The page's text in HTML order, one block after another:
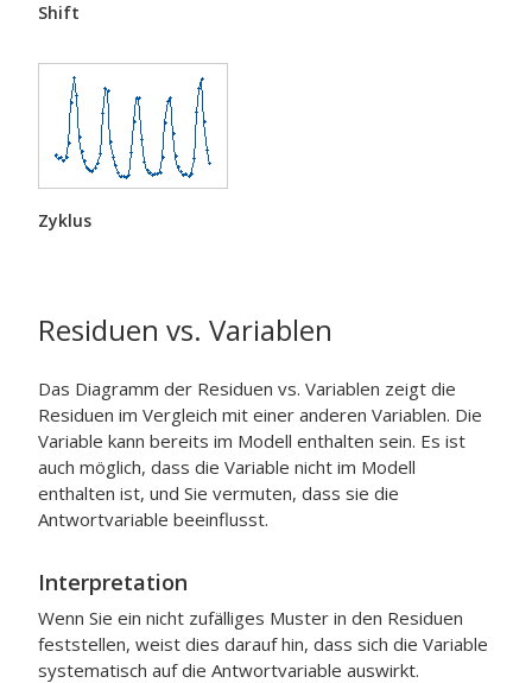
Shift
Zyklus
Residuen vs. Variablen
Das Diagramm der Residuen vs. Variablen zeigt die
Residuen im Vergleich mit einer anderen Variablen. Die
Variable kann bereits im Modell enthalten sein. Es ist
auch möglich, dass die Variable nicht im Modell
enthalten ist, und Sie vermuten, dass sie die
Antwortvariable beeinflusst.
Interpretation
Wenn Sie ein nicht zufälliges Muster in den Residuen
feststellen, weist dies darauf hin, dass sich die Variable
systematisch auf die Antwortvariable auswirkt.